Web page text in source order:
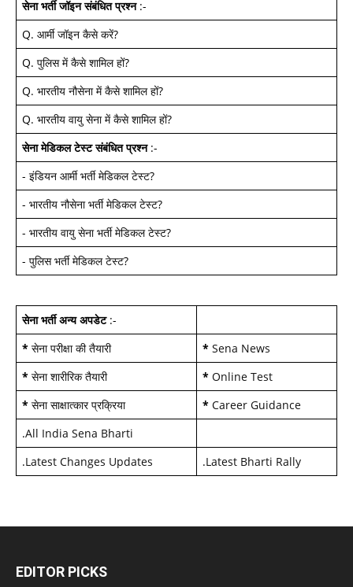
सेना भर्ती जॉइन संबंधित प्रश्न:-
Q. आर्मी जॉइन कैसे करें?
Q. पुलिस में कैसे शामिल हों?
Q. भारतीय नौसेना में कैसे शामिल हों?
Q. भारतीय वायु सेना में कैसे शामिल हों?
सेना मेडिकल टेस्ट संबंधित प्रश्न:-
- इंडियन आर्मी भर्ती मेडिकल टेस्ट?
- भारतीय नौसेना भर्ती मेडिकल टेस्ट?
- भारतीय वायु सेना भर्ती मेडिकल टेस्ट?
- पुलिस भर्ती मेडिकल टेस्ट?
सेना भर्ती अन्य अपडेट:-
* सेना परीक्षा की तैयारी * Sena News
* सेना शारीरिक तैयारी * Online Test
* सेना साक्षात्कार प्रक्रिया * Career Guidance
.All India Sena Bharti
.Latest Changes Updates .Latest Bharti Rally
EDITOR PICKS